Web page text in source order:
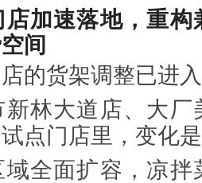
店加速落地，重
间
的货架调整已进
林大道店、大厂
点门店里，变化
域全面扩容，凉拌